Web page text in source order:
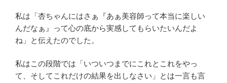
私は「杏ちゃんにはさぁ『あぁ美容師って本当に楽しい
んだなぁ』って心の底から実感してもらいたいんだよ
ね」と伝えたのでした。
私はこの段階では「いついつまでにこれとこれをやっ
て、そしてこれだけの結果を出しなさい」とは一言も言